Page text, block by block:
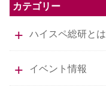
カテゴリー
ハイスペ総研とは
イベント情報